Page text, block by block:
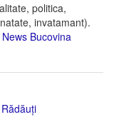
politica,
invatamant).
Bucovina